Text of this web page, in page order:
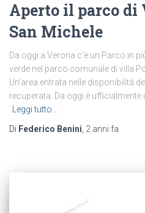
Aperto il parco
San Michele
Da oggi a Verona c’è un Parco in
verde nel parco comunale di villa
Un’area entrata nelle disponibilità
recuperata. Da oggi è
Leggi tutto…
Di Federico Benini 2 anni fa